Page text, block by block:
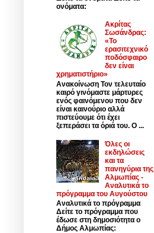
ονόματα:
Ακρίτας
Σωσάνδρας:
«Το
ερασιτεχνικό
ποδόσφαιρο
δεν είναι
χρηματιστήριο»
Ανακοίνωση Τον τελευταίο
καιρό γινόμαστε μάρτυρες
ενός φαινόμενου που δεν
είναι καινούριο αλλά
πιστεύουμε ότι έχει
ξεπεράσει τα όριά του. Ο ...
Όλες οι
εκδηλώσεις
και τα
πανηγύρια της
Αλμωπίας -
Αναλυτικά το
πρόγραμμα του Αυγούστου
Αναλυτικά το πρόγραμμα
Δείτε το πρόγραμμα που
έδωσε στη δημοσιότητα ο
Δήμος Αλμωπίας: